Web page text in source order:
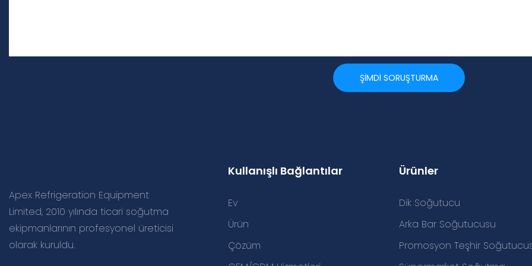
ŞIMDI SORUŞTURMA
Apex Refrigeration Equipment
Limited, 2010 yılında ticari soğutma
ekipmanlarının profesyonel üreticisi
olarak kuruldu.
Kullanışlı Bağlantılar
Ev
Ürün
Çözüm
Ürünler
Dik Soğutucu
Arka Bar Soğutucusu
Promosyon Teşhir